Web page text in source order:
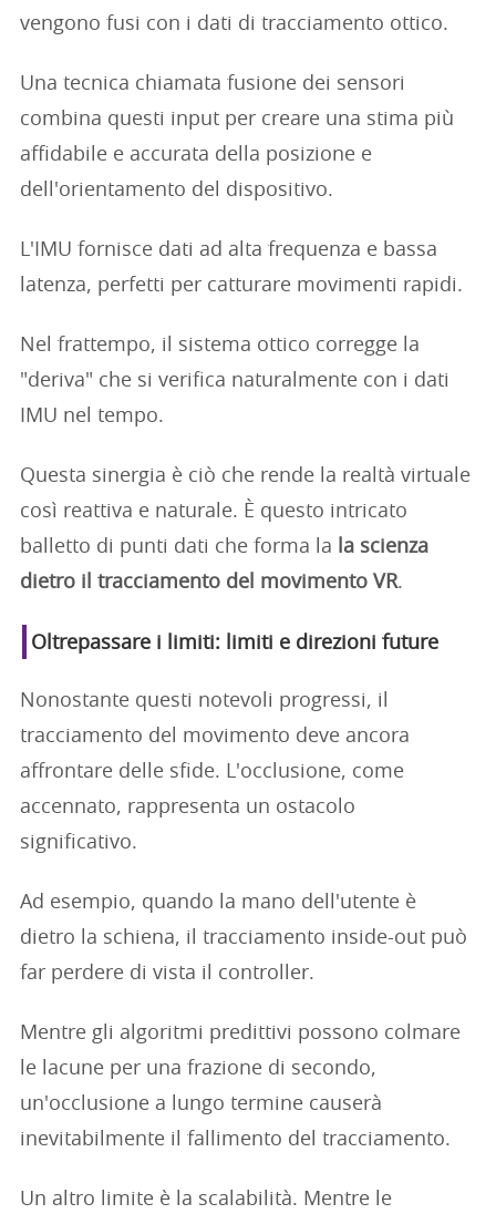
vengono fusi con i dati di tracciamento ottico.
Una tecnica chiamata fusione dei sensori
combina questi input per creare una stima più
affidabile e accurata della posizione e
dell'orientamento del dispositivo.
L'IMU fornisce dati ad alta frequenza e bassa
latenza, perfetti per catturare movimenti rapidi.
Nel frattempo, il sistema ottico corregge la
"deriva" che si verifica naturalmente con i dati
IMU nel tempo.
Questa sinergia è ciò che rende la realtà virtuale
così reattiva e naturale. È questo intricato
balletto di punti dati che forma la
la scienza
dietro il tracciamento del movimento VR.
Oltrepassare i limiti: limiti e direzioni future
Nonostante questi notevoli progressi, il
tracciamento del movimento deve ancora
affrontare delle sfide. L'occlusione, come
accennato, rappresenta un ostacolo
significativo.
Ad esempio, quando la mano dell'utente è
dietro la schiena, il tracciamento inside-out può
far perdere di vista il controller.
Mentre gli algoritmi predittivi possono colmare
le lacune per una frazione di secondo,
un'occlusione a lungo termine causerà
inevitabilmente il fallimento del tracciamento.
Un altro limite è la scalabilità. Mentre le